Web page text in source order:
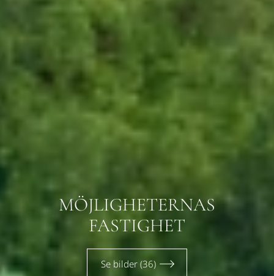
MÖJLIGHETERNAS
FASTIGHET
Se bilder (36)